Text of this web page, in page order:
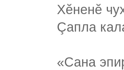
Хĕненĕ
Çапла
«Сана